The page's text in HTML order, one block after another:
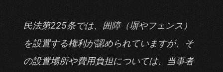
民法第225条では、囲障（塀やフェンス）
を設置する権利が認められていますが、そ
の設置場所や費用負担については、当事者